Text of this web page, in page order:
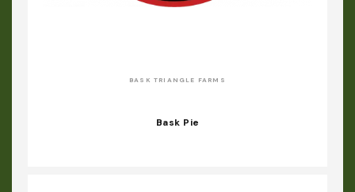
BASK TRIANGLE FARMS
Bask Pie